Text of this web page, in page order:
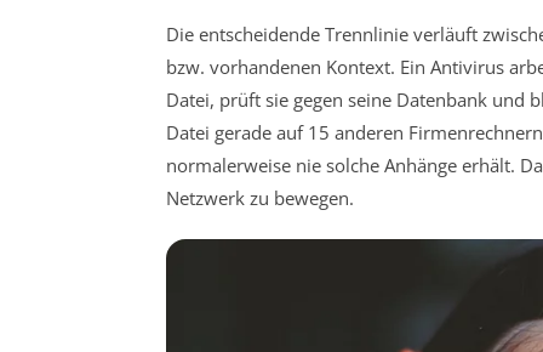
Die entscheidende Trennlinie verläuft
bzw. vorhandenen Kontext. Ein Antivirus
Datei, prüft sie gegen seine Datenbank und
Datei gerade auf 15 anderen
normalerweise nie solche Anhänge erhält.
Netzwerk zu bewegen.